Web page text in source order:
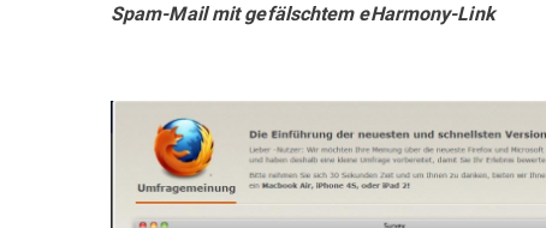
Spam-Mail mit gefälschtem eHarmony-Link